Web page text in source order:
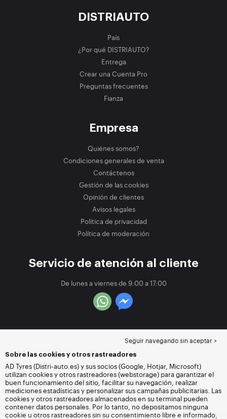
DISTRIAUTO
País
¿Por qué DISTRIAUTO?
Entrega
Crear una Cuenta Pro
Preguntas frecuentes
Fianza
Empresa
Quiénes somos?
Condiciones generales de venta
Contáctenos
Gestión de las cookies
Opinión de clientes
Avisos legales
Política de privacidad
Política de moderación
Servicio de atención al cliente
De lunes a viernes de 9:00 a 17:00
Seguir navegando sin aceptar >
Sobre las cookies y otros rastreadores
AD Tyres (Distri-auto.es) y sus socios (Google, Hotjar, Microsoft)
utilizan cookies y otros rastreadores (webstorage) para garantizar el
buen funcionamiento del sitio, facilitar su navegación, realizar
mediciones estadísticas y personalizar sus campañas publicitarias. Las
cookies y otros rastreadores almacenados en su terminal pueden
contener datos personales. Por lo tanto, no depositamos ninguna
cookie u otros rastreadores sin su consentimiento libre e informado,